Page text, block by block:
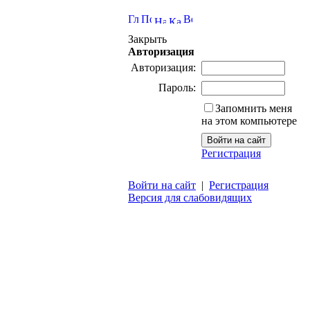
Закрыть
Авторизация
Авторизация:
Пароль:
Запомнить меня
на этом компьютере
Регистрация
Войти на сайт | Регистрация
Версия для слабовидящих